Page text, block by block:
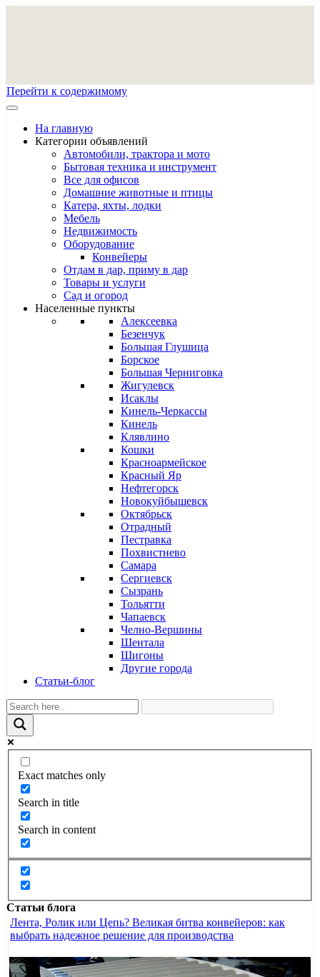
Перейти к содержимому
На главную
Категории объявлений
Автомобили, трактора и мото
Бытовая техника и инструмент
Все для офисов
Домашние животные и птицы
Катера, яхты, лодки
Мебель
Недвижимость
Оборудование
Конвейеры
Отдам в дар, приму в дар
Товары и услуги
Сад и огород
Населенные пункты
Алексеевка
Безенчук
Большая Глушица
Борское
Большая Черниговка
Жигулевск
Исаклы
Кинель-Черкассы
Кинель
Клявлино
Кошки
Красноармейское
Красный Яр
Нефтегорск
Новокуйбышевск
Октябрьск
Отрадный
Пестравка
Похвистнево
Самара
Сергиевск
Сызрань
Тольятти
Чапаевск
Челно-Вершины
Шентала
Шигоны
Другие города
Статьи-блог
Exact matches only
Search in title
Search in content
Статьи блога
Лента, Ролик или Цепь? Великая битва конвейеров: как
выбрать надежное решение для производства